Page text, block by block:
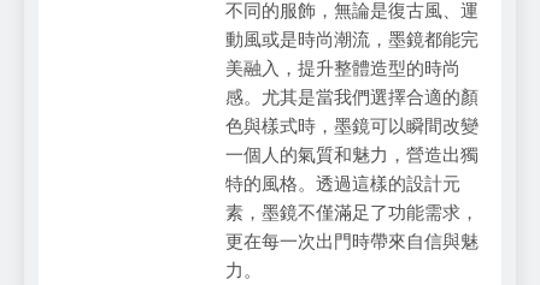
不同的服飾，無論是復古風、運
動風或是時尚潮流，墨鏡都能完
美融入，提升整體造型的時尚
感。尤其是當我們選擇合適的顏
色與樣式時，墨鏡可以瞬間改變
一個人的氣質和魅力，營造出獨
特的風格。透過這樣的設計元
素，墨鏡不僅滿足了功能需求，
更在每一次出門時帶來自信與魅
力。